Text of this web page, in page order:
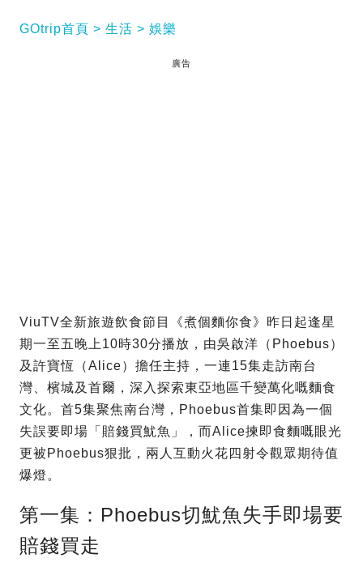
GOtrip首頁 生活 娛樂
廣告
ViuTV全新旅遊飲食節目《煮個麵你食》昨日起逢星
期一至五晚上10時30分播放，由吳啟洋（Phoebus）
及許寶恆（Alice）擔任主持，一連15集走訪南台
灣、檳城及首爾，深入探索東亞地區千變萬化嘅麵食
文化。首5集聚焦南台灣，Phoebus首集即因為一個
失誤要即場「賠錢買魷魚」，而Alice揀即食麵嘅眼光
更被Phoebus狠批，兩人互動火花四射令觀眾期待值
爆燈。
第一集：Phoebus切魷魚失手即場要
賠錢買走